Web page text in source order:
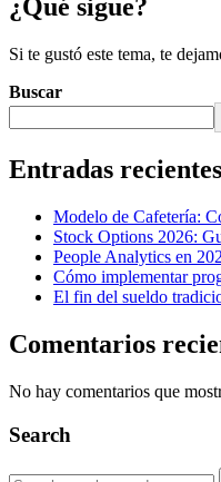
¿Qué sigue?
Si te gustó este tema, te
Buscar
Entradas recientes
Modelo de Cafetería:
Stock Options 2026:
People Analytics en
Cómo implementar
El fin del sueldo
Comentarios
No hay comentarios que
Search